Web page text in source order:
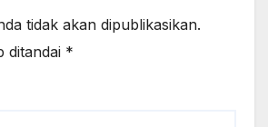
tidak akan dipublikasikan.
ditandai *